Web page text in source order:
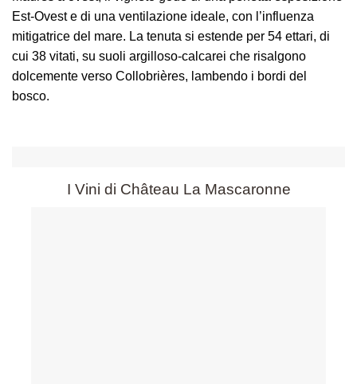
Est-Ovest e di una ventilazione ideale, con l’influenza
mitigatrice del mare. La tenuta si estende per 54 ettari, di
cui 38 vitati, su suoli argilloso-calcarei che risalgono
dolcemente verso Collobrières, lambendo i bordi del
bosco.
I Vini di Château La Mascaronne